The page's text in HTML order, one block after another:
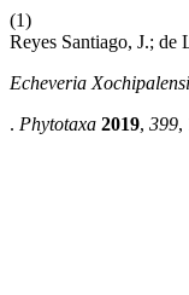
(1)
Reyes Santiago, J.;
Echeveria
. Phytotaxa 2019, 399,